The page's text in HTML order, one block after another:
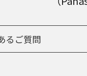
るご質問